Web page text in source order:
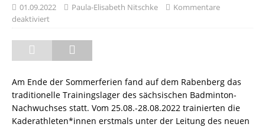
01.09.2022 Paula-Elisabeth Nitschke
Kommentare
deaktiviert
Am Ende der Sommerferien fand auf dem Rabenberg das
traditionelle Trainingslager des sächsischen Badminton-
Nachwuchses statt. Vom 25.08.-28.08.2022 trainierten die
Kaderathleten*innen erstmals unter der Leitung des neuen